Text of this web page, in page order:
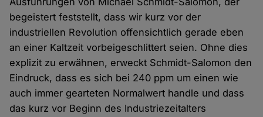
begeistert feststellt, dass wir kurz vor der
industriellen Revolution offensichtlich gerade eben
an einer Kaltzeit vorbeigeschlittert seien. Ohne dies
explizit zu erwähnen, erweckt Schmidt-Salomon den
Eindruck, dass es sich bei 240 ppm um einen wie
auch immer gearteten Normalwert handle und dass
das kurz vor Beginn des Industriezeitalters